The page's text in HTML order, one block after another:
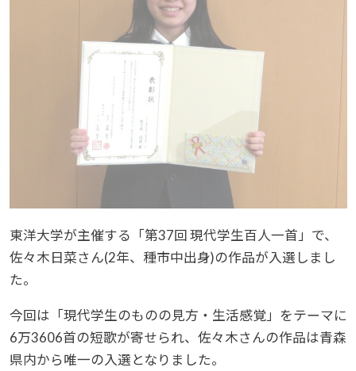
東洋大学が主催する「第37回 現代学生百人一首」で、
佐々木日菜さん(2年、種市中出身)の作品が入選しまし
た。
今回は「現代学生のものの見方・生活感覚」をテーマに
6万3606首の短歌が寄せられ、佐々木さんの作品は青森
県内から唯一の入選となりました。